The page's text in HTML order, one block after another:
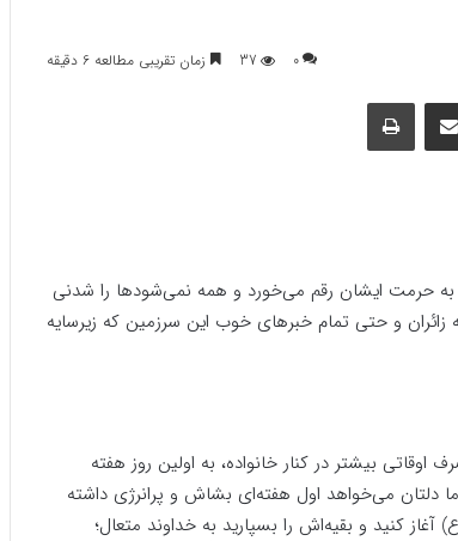
0
37 زمان تقریبی مطالعه 6 دقیقه
اشتراک گذاری با ایمیل چاپ
حرمت ایشان رقم می‌خورد و همه نمی‌شودها را شدنی
و حتی تمام خبرهای خوب این سرزمین که زیرسایه
اوقاتی بیشتر در کنار خانواده، به اولین روز هفته
دلتان می‌خواهد اول هفته‌ای بشاش و پرانرژی داشته
کنید و بقیه‌اش را بسپارید به خداوند متعال؛